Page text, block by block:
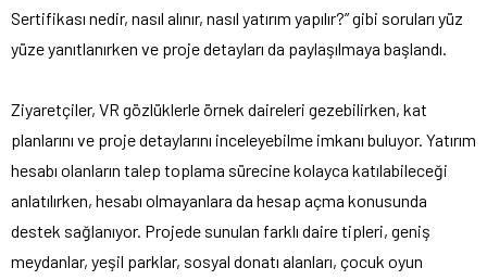
Sertifikası nedir, nasıl alınır, nasıl yatırım yapılır?” gibi soruları yüz
yüze yanıtlanırken ve proje detayları da paylaşılmaya başlandı.
Ziyaretçiler, VR gözlüklerle örnek daireleri gezebilirken, kat
planlarını ve proje detaylarını inceleyebilme imkanı buluyor. Yatırım
hesabı olanların talep toplama sürecine kolayca katılabileceği
anlatılırken, hesabı olmayanlara da hesap açma konusunda
destek sağlanıyor. Projede sunulan farklı daire tipleri, geniş
meydanlar, yeşil parklar, sosyal donatı alanları, çocuk oyun